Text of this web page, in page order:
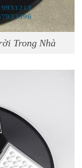
Trong Nhà